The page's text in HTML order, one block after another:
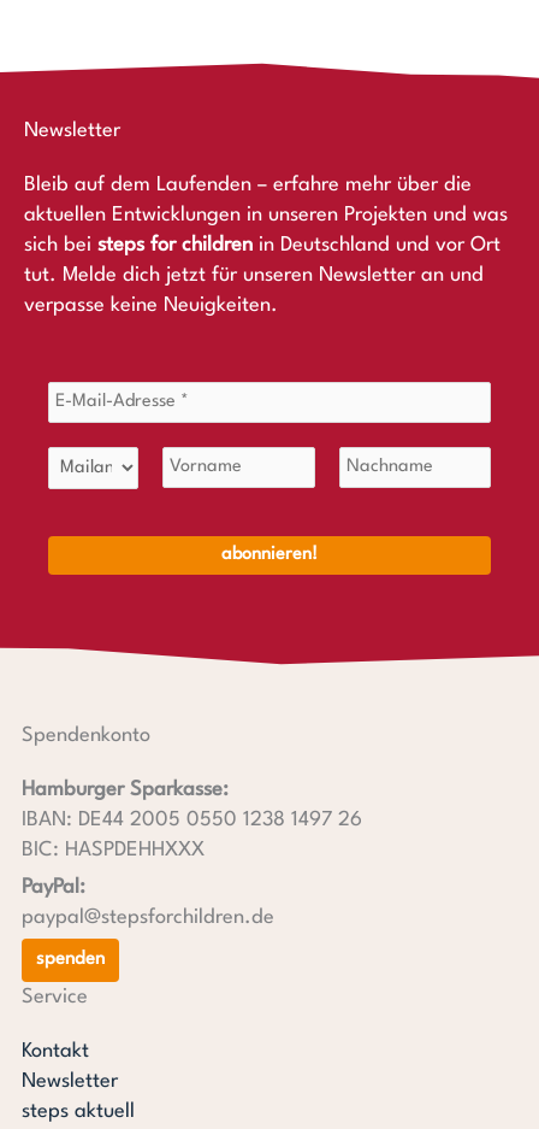
Newsletter
Bleib auf dem Laufenden – erfahre mehr über die
aktuellen Entwicklungen in unseren Projekten und was
sich bei steps for children in Deutschland und vor Ort
tut. Melde dich jetzt für unseren Newsletter an und
verpasse keine Neuigkeiten.
Spendenkonto
Hamburger Sparkasse:
IBAN: DE44 2005 0550 1238 1497 26
BIC: HASPDEHHXXX
PayPal:
paypal@stepsforchildren.de
spenden
Service
Kontakt
Newsletter
steps aktuell